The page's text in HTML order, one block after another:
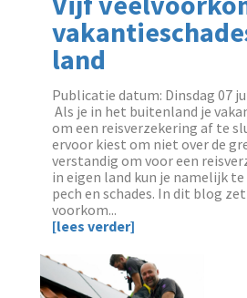
land
Publicatie datum: Dinsdag 07
Als je in het buitenland je
om een reisverzekering af te
ervoor kiest om niet over de
verstandig om voor een
in eigen land kun je namelijk
pech en schades. In dit blog
voorkom...
[lees verder]